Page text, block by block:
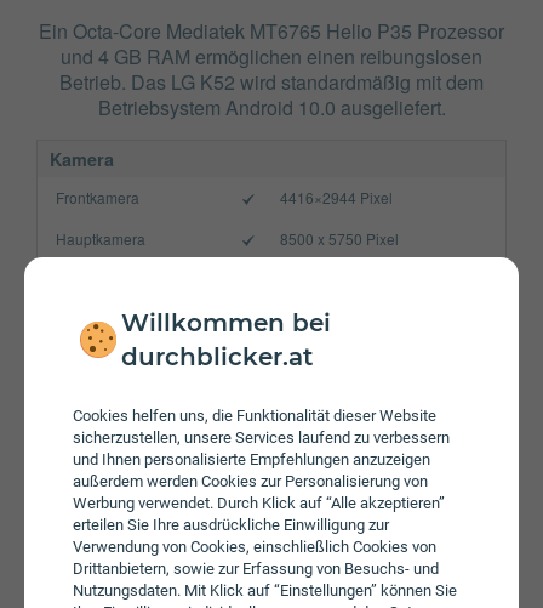
Willkommen bei
durchblicker.at
Cookies helfen uns, die Funktionalität dieser Website
sicherzustellen, unsere Services laufend zu verbessern
und Ihnen personalisierte Empfehlungen anzuzeigen
außerdem werden Cookies zur Personalisierung von
Werbung verwendet. Durch Klick auf “Alle akzeptieren”
erteilen Sie Ihre ausdrückliche Einwilligung zur
Verwendung von Cookies, einschließlich Cookies von
Drittanbietern, sowie zur Erfassung von Besuchs- und
Nutzungsdaten. Mit Klick auf “Einstellungen” können Sie
Ein Octa-Core Mediatek MT6765 Helio P35 Prozessor
und 4 GB RAM ermöglichen einen reibungslosen
Betrieb. Das LG K52 wird standardmäßig mit dem
Betriebsystem Android 10.0 ausgeliefert.
Kamera
Frontkamera
4416×2944 Pixel
Hauptkamera
8500 x 5750 Pixel
5.0
NFC
Gerät
Akku
4000 mAh
Speicherkarte
max. 2000 GB
Betriebssystem
Android 10.0